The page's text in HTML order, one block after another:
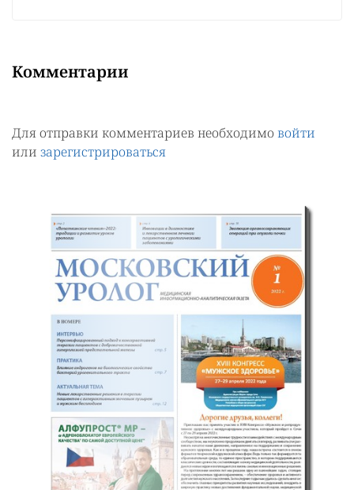
Комментарии
Для отправки комментариев необходимо войти
или зарегистрироваться